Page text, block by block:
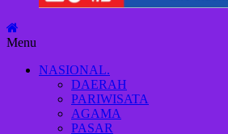
Saluran
aspirasi
keadilan
Menu
NASIONAL.
DAERAH
PARIWISATA
AGAMA
PASAR